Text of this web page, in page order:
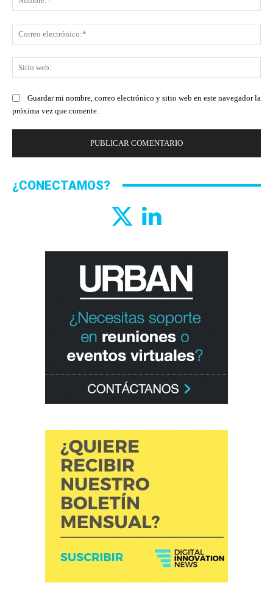
Guardar mi nombre, correo electrónico y sitio web en este navegador la
próxima vez que comente.
¿CONECTAMOS?